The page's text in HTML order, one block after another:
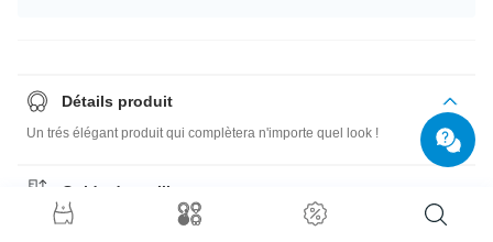
Détails produit
Un trés élégant produit qui complètera n'importe quel look !
Guide des tailles